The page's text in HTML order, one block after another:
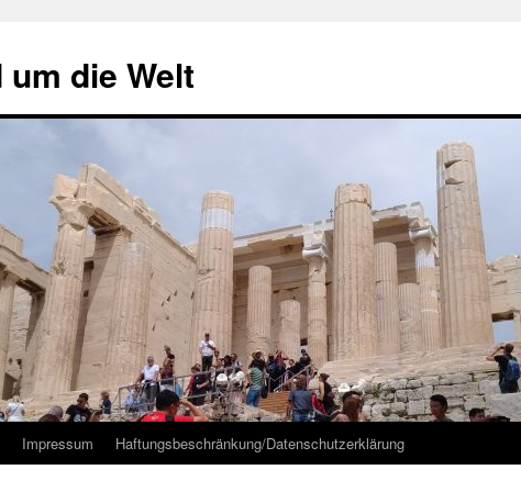
die Welt
Impressum Haftungsbeschränkung/Datenschutzerklärung